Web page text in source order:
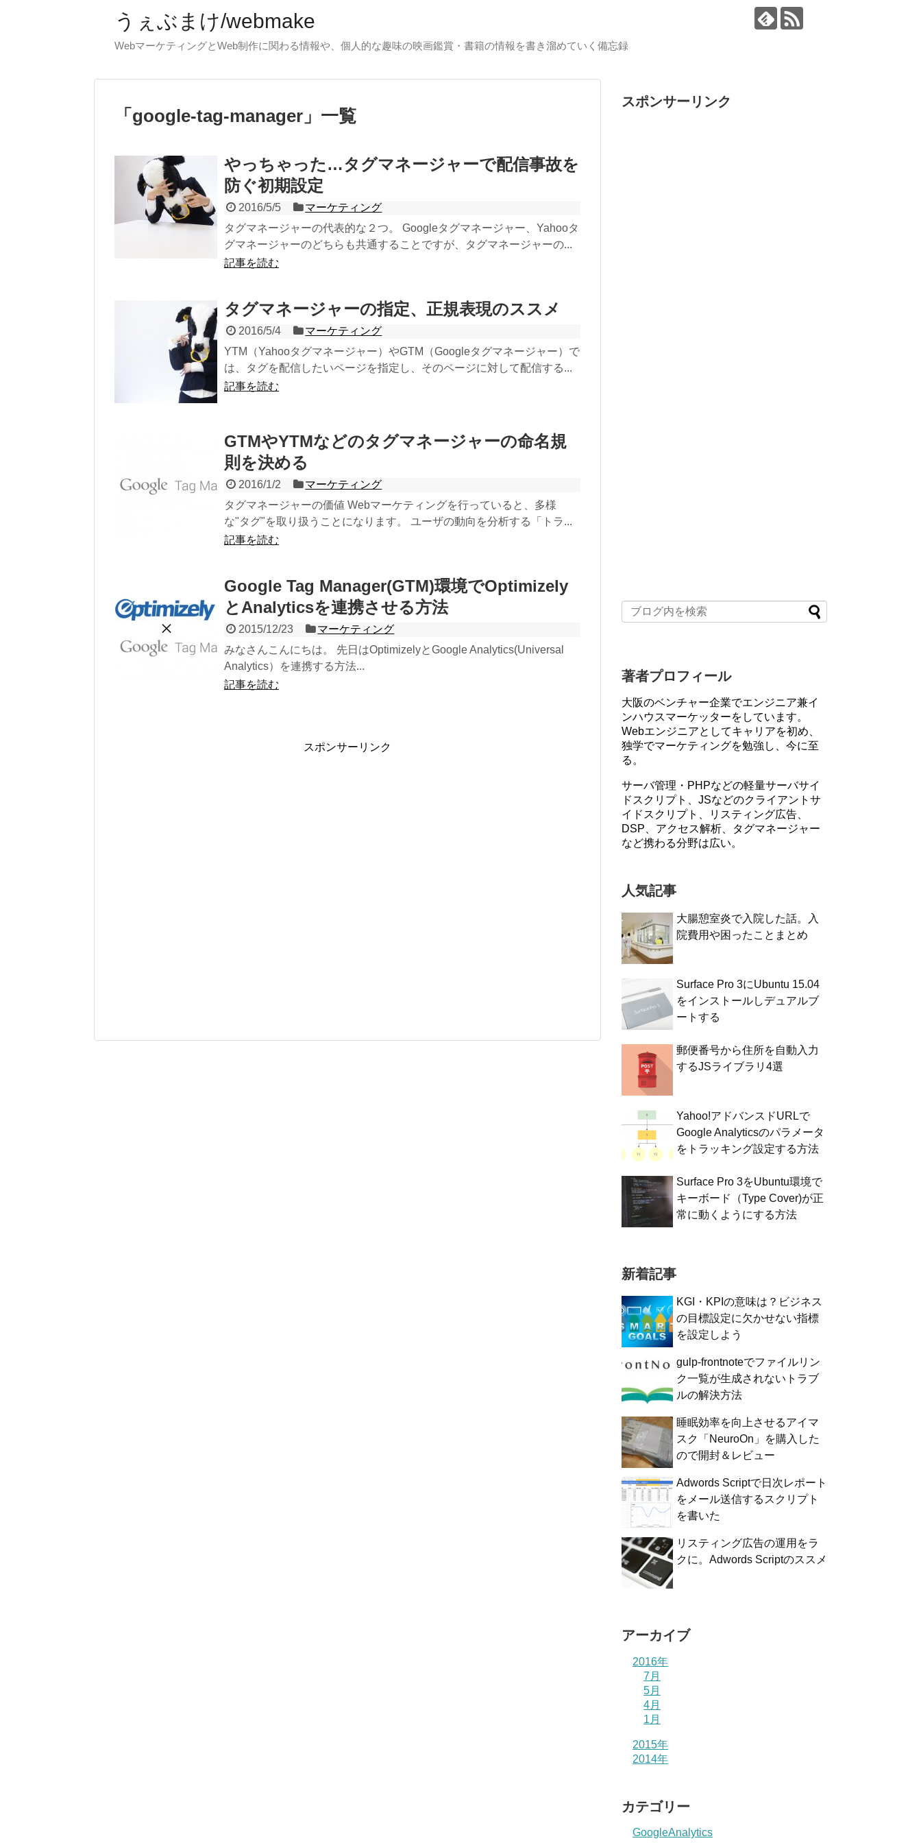
うぇぶまけ/webmake
WebマーケティングとWeb制作に関わる情報や、個人的な趣味の映画鑑賞・書籍の情報を書き溜めていく備忘録
「 google-tag-manager 」 一覧
やっちゃった…タグマネージャーで配信事故を
防ぐ初期設定
2016/5/5
マーケティング
タグマネージャーの代表的な２つ。 Googleタグマネージャー、Yahooタ
グマネージャーのどちらも共通することですが、タグマネージャーの...
記事を読む
タグマネージャーの指定、正規表現のススメ
2016/5/4
マーケティング
YTM（Yahooタグマネージャー）やGTM（Googleタグマネージャー）で
は、タグを配信したいページを指定し、そのページに対して配信する...
記事を読む
GTMやYTMなどのタグマネージャーの命名規
則を決める
2016/1/2
マーケティング
タグマネージャーの価値 Webマーケティングを行っていると、多様
な"タグ"を取り扱うことになります。 ユーザの動向を分析する「トラ...
記事を読む
Google Tag Manager(GTM)環境でOptimizely
とAnalyticsを連携させる方法
2015/12/23
マーケティング
みなさんこんにちは。 先日はOptimizelyとGoogle Analytics(Universal
Analytics）を連携する方法...
記事を読む
スポンサーリンク
スポンサーリンク
著者プロフィール
大阪のベンチャー企業でエンジニア兼イ
ンハウスマーケッターをしています。
Webエンジニアとしてキャリアを初め、
独学でマーケティングを勉強し、今に至
る。
サーバ管理・PHPなどの軽量サーバサイ
ドスクリプト、JSなどのクライアントサ
イドスクリプト、リスティング広告、
DSP、アクセス解析、タグマネージャー
など携わる分野は広い。
人気記事
大腸憩室炎で入院した話。入
院費用や困ったことまとめ
Surface Pro 3にUbuntu 15.04
をインストールしデュアルブ
ートする
郵便番号から住所を自動入力
するJSライブラリ4選
Yahoo!アドバンスドURLで
Google Analyticsのパラメータ
をトラッキング設定する方法
Surface Pro 3をUbuntu環境で
キーボード（Type Cover)が正
常に動くようにする方法
新着記事
KGI・KPIの意味は？ビジネス
の目標設定に欠かせない指標
を設定しよう
gulp-frontnoteでファイルリン
ク一覧が生成されないトラブ
ルの解決方法
睡眠効率を向上させるアイマ
スク「NeuroOn」を購入した
ので開封＆レビュー
Adwords Scriptで日次レポート
をメール送信するスクリプト
を書いた
リスティング広告の運用をラ
クに。Adwords Scriptのススメ
アーカイブ
2016年
7月
5月
4月
1月
2015年
2014年
カテゴリー
GoogleAnalytics